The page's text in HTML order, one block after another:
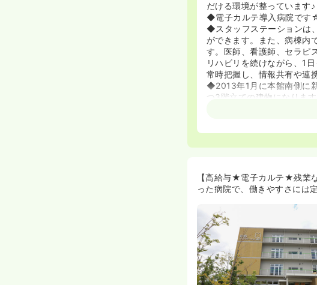
だける環境が整っています♪
◆電子カルテ導入病院です
◆スタッフステーションは
ができます。また、病棟内
す。医師、看護師、セラピ
リハビリを続けながら、1
常時把握し、情報共有や連
◆2013年1月に本館南側に
つ3階立ての建物になりま
◆研修プログラムがあるた
≪福利厚生抜群！ママさん
◆残業なし！勉強会もすべ
◆看護師寮（借り上げ）・
歳児から対応できます。
◆車通勤の方には嬉しい、
◆無料で参加できる旅行が
日帰り組みは近江へ、宿泊
≪夜勤体制充実！≫
【高給与★電子カルテ★残業
った病院で、働きやすさには